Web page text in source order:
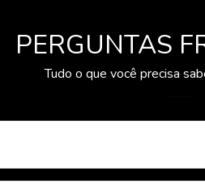
PERGUNTAS
Tudo o que você precisa